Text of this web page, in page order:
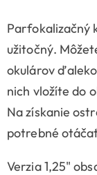
Parfokalizačný
užitočný.
okulárov
nich vložíte do
Na získanie
potrebné
Verzia 1,25"